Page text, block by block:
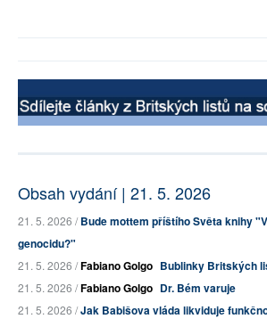
Obsah vydání | 21. 5. 2026
21. 5. 2026 /Bude mottem příštího Světa knihy
genocidu?"
21. 5. 2026 /Fabiano Golgo Bublinky Britských
21. 5. 2026 /Fabiano Golgo Dr. Bém varuje
21. 5. 2026 /Jak Babišova vláda likviduje